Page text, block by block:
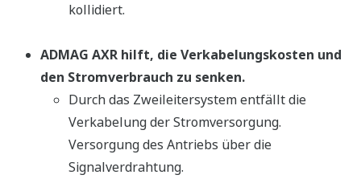
kollidiert.
ADMAG AXR hilft, die Verkabelungskosten und
den Stromverbrauch zu senken.
Durch das Zweileitersystem entfällt die
Verkabelung der Stromversorgung.
Versorgung des Antriebs über die
Signalverdrahtung.